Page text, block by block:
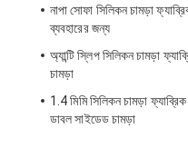
নাপা সোফা সিলিকন চামড়া
ব্যবহারের জন্য
অ্যান্টি স্লিপ সিলিকন চামড়া
চামড়া
1.4 মিমি সিলিকন চামড়া
ডাবল সাইডেড চামড়া